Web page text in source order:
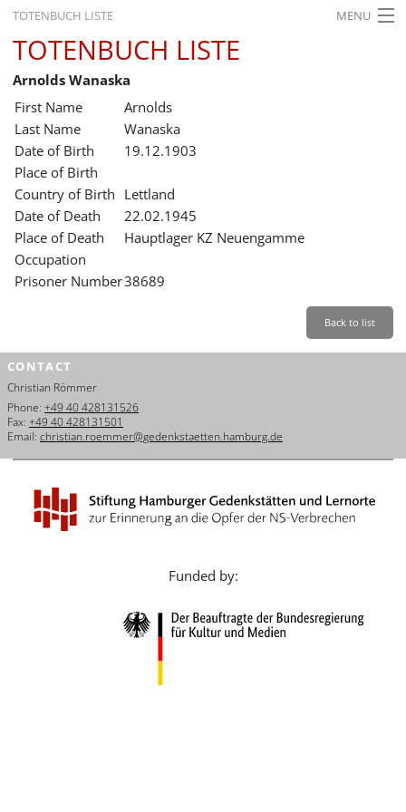
TOTENBUCH LISTE MENU
STARTSEITE
AUSSTELLUNGEN
GESCHICHTE
BILDUNG
FORSCHUNG
SERVICE
Leichte Sprache
Dansk
Español
Italiano
Nederlands
Português
TOTENBUCH LISTE
Arnolds Wanaska
First Name
Arnolds
Last Name
Wanaska
Date of Birth
19.12.1903
Place of Birth
Country of Birth Lettland
Date of Death
22.02.1945
Place of Death
Hauptlager KZ Neuengamme
Occupation
Prisoner Number38689
Back to list
CONTACT
Christian Römmer
Phone: +49 40 428131526
Fax: +49 40 428131501
Email: christian.roemmer@gedenkstaetten.hamburg.de
Funded by: